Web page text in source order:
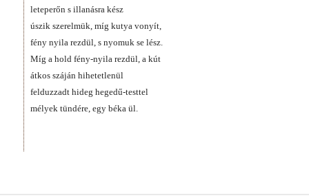
leteperőn s illanásra kész
úszik szerelmük, míg kutya vonyít,
fény nyila rezdül, s nyomuk se lész.
Míg a hold fény-nyila rezdül, a kút
átkos száján hihetetlenül
felduzzadt hideg hegedű-testtel
mélyek tündére, egy béka ül.